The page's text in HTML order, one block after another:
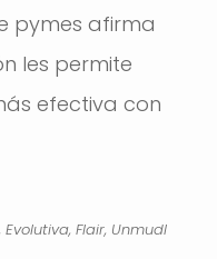
pymes afirma
les permite
efectiva con
Evolutiva, Flair, Unmudl